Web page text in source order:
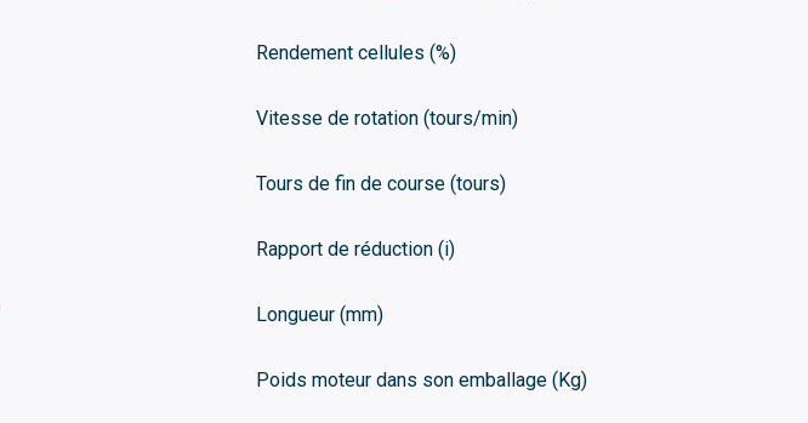
Rendement cellules (%)
Vitesse de rotation (tours/min)
Tours de fin de course (tours)
Rapport de réduction (i)
Longueur (mm)
Poids moteur dans son emballage (Kg)